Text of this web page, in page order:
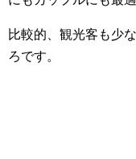
比較的、観光客も少
ろです。